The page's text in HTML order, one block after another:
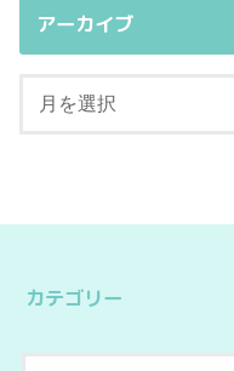
アーカイブ
カテゴリー